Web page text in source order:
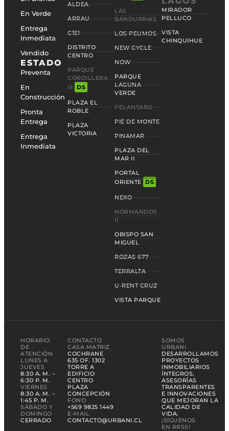
En Verde
Entrega
Inmediata
Vendido
ESTADO
Preventa
En
Construcción
Pronta
Entrega
Entrega
Inmediata
ALDEA
ARRAU
C151
DISTRITO
CENTRO
PARQUE
CORDILLERA
III
DS
PLAZA EL
ROBLE
PLAZA
VICTORIA
LAS
BANDURRIAS
LOS PEUMOS
NEW CYCLE
NOW
PARQUE
LAGUNA
VERDE
PELANTARO
PIE DE MONTE
PINAMAR
PLAZA DEL
MAR II
PORTAL
ORIENTE
DS
NEXO
NORMANDOS
II
OBISPO SAN
MIGUEL
ROZAS 677
TERRALTA
U-RENT CRUZ
VISTA PARQUE
MIRADOR
PELLUCO
VISTA
CHINQUIHUE
HORARIO
DE
ATENCIÓN
LUNES A
JUEVES
8:30 A. M. –
6:30 P. M.
VIERNES
8:30 A. M. –
1:45 P. M.
SÁBADO Y
DOMINGO
CERRADO
CONTACTO
CASA MATRIZ
COCHRANE
635 OF. 1302
TORRE A
EDIFICIO
CENTRO
PLAZA
CONCEPCIÓN
FONO
+569 9825 1449
E-MAIL
CONTACTO@URBANI.CL
SOMOS
URBANI
DESARROLLAMOS
PROYECTOS
INMOBILIARIOS
ÍNTEGROS,
ASESORÍAS
TRANSPARENTES
E INNOVACIONES
QUE MEJORAN LA
CALIDAD DE
VIDA.
¡SÍGUENOS
EN RRSS!